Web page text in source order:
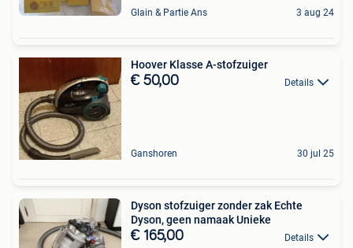
Glain & Partie Ans 3 aug 24
Hoover Klasse A-stofzuiger
€ 50,00 Details
Ganshoren 30 jul 25
Dyson stofzuiger zonder zak Echte
Dyson, geen namaak Unieke
€ 165,00 Details